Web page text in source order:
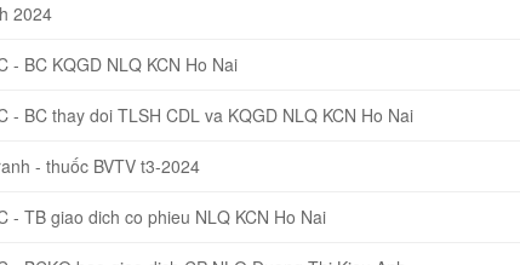
2024
- BC KQGD NLQ KCN Ho Nai
- BC thay doi TLSH CDL va KQGD NLQ KCN Ho Nai
- thuốc BVTV t3-2024
- TB giao dich co phieu NLQ KCN Ho Nai